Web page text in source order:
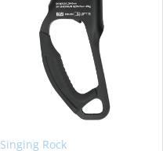
Singing Rock